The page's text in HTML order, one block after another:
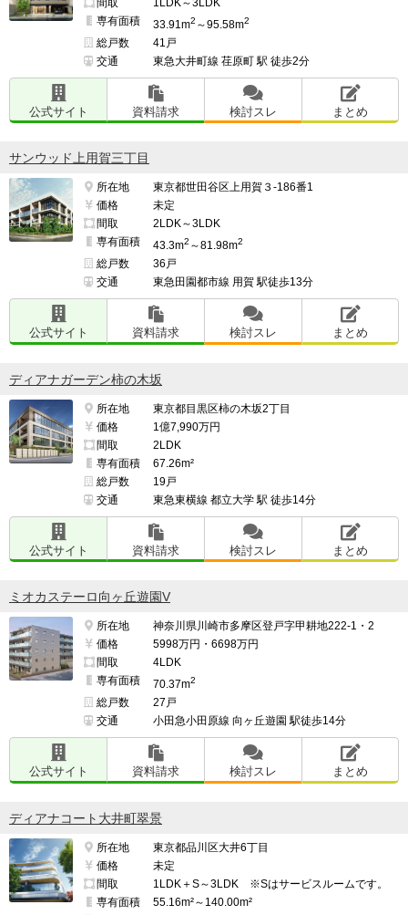
専有面積
33.91m2 ～95.58m2
総戸数
41戸
交通
東急大井町線 荏原町 駅 徒歩2分
公式サイト 資料請求 検討スレ まとめ
サンウッド上用賀三丁目
所在地
東京都世田谷区上用賀３-186番1
価格
未定
間取
2LDK～3LDK
専有面積
43.3m2 ～81.98m2
総戸数
36戸
交通
東急田園都市線 用賀 駅徒歩13分
公式サイト 資料請求 検討スレ まとめ
ディアナガーデン柿の木坂
所在地
東京都目黒区柿の木坂2丁目
価格
1億7,990万円
間取
2LDK
専有面積
67.26m²
総戸数
19戸
交通
東急東横線 都立大学 駅 徒歩14分
公式サイト 資料請求 検討スレ まとめ
ミオカステーロ向ヶ丘遊園V
所在地
神奈川県川崎市多摩区登戸字甲耕地222-1・2
価格
5998万円・6698万円
間取
4LDK
専有面積
70.37m2
総戸数
27戸
交通
小田急小田原線 向ヶ丘遊園 駅徒歩14分
公式サイト 資料請求 検討スレ まとめ
ディアナコート大井町翠景
所在地
東京都品川区大井6丁目
価格
未定
間取
1LDK＋S～3LDK ※Sはサービスルームです。
専有面積
55.16m²～140.00m²